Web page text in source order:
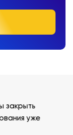
закрыть
уже